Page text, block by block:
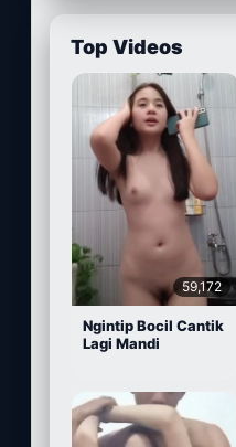
Top Videos
59,172
Ngintip Bocil Cantik
Lagi Mandi